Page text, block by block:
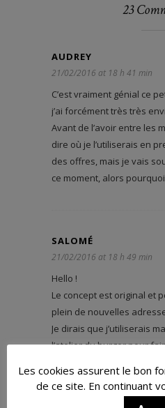
23
AUDREY
21/02/2016 at 18 h 41 min
C’est vraiment génial ce
j’ai forcément très très
Avant de l’avoir entre les
dire où je l’utiliserais en
des offres, mais je vais
ce moment, alors
SALOMÉ
21/02/2016 at 18 h 49 min
Hello !
Le concept est original et
plein de nouvelles
Je dirais que j’utiliserais
l’atelier du burger pour
solidor
Je voulais te souhaiter
Les cookies assurent le bon
de ce site. En continuant